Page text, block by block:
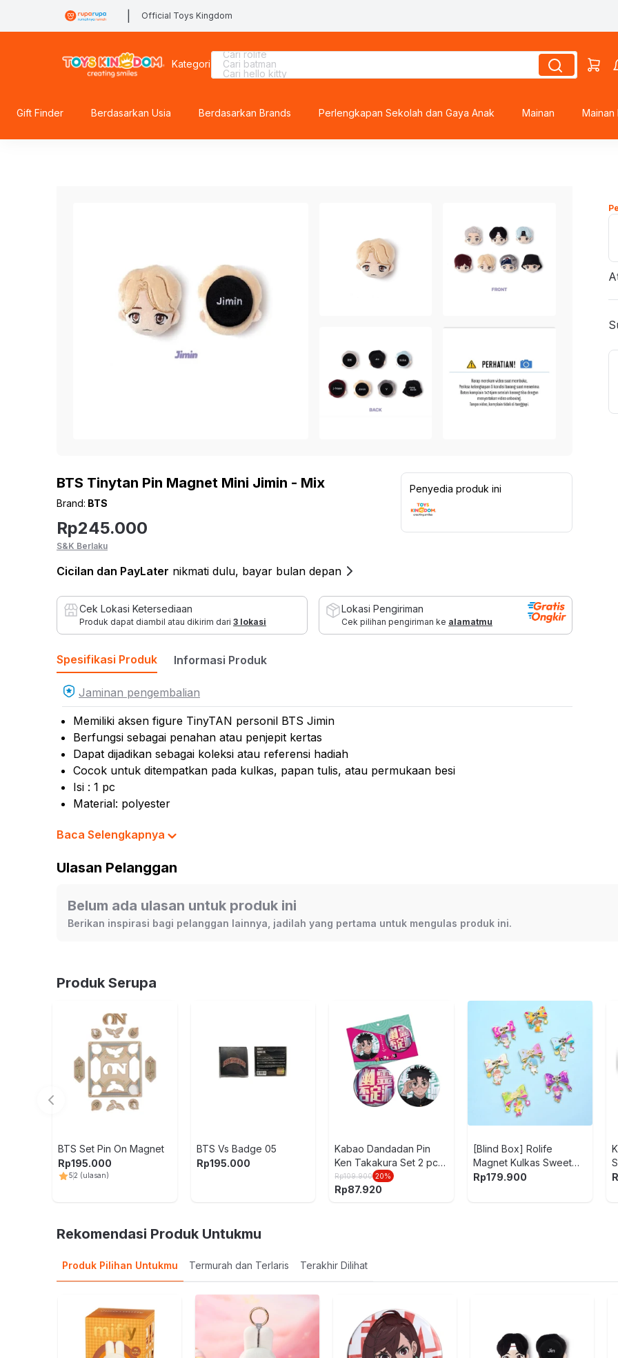
Official Toys Kingdom
Kategori
Cari rolife
Cari batman
Cari hello kitty
Cari spiderman
Cari barbie
Cari lego
Cari pokemon
Gift Finder Berdasarkan Usia Berdasarkan Brands Perlengkapan Sekolah dan Gaya Anak Mainan Mainan
BTS Tinytan Pin Magnet Mini Jimin - Mix
Brand: BTS
Rp245.000
S&K Berlaku
Cicilan dan PayLater nikmati dulu, bayar bulan depan
Penyedia produk ini
Cek Lokasi Ketersediaan
Produk dapat diambil atau dikirim dari 3 lokasi
Lokasi Pengiriman
Cek pilihan pengiriman ke alamatmu
Spesifikasi Produk Informasi Produk
Jaminan pengembalian
Memiliki aksen figure TinyTAN personil BTS Jimin
Berfungsi sebagai penahan atau penjepit kertas
Dapat dijadikan sebagai koleksi atau referensi hadiah
Cocok untuk ditempatkan pada kulkas, papan tulis, atau permukaan besi
Isi : 1 pc
Material: polyester
Dimensi Kemasan: 11.0 x 9.5 x 5.0
SKU:
10461471
Nama Komoditas: BTSX-TINYTAN MINI MAGNET JIMIN
Baca Selengkapnya
Ulasan Pelanggan
Belum ada ulasan untuk produk ini
Berikan inspirasi bagi pelanggan lainnya, jadilah yang pertama untuk mengulas produk ini.
Produk Serupa
BTS Set Pin On Magnet
Rp195.000
52 (ulasan)
BTS Vs Badge 05
Rp195.000
Kabao Dandadan Pin
Ken Takakura Set 2 pcs
- Mix
Rp109.900 20%
Rp87.920
[Blind Box] Rolife
Magnet Kulkas Sweet
Moment Derivatives
Rp179.900
Rekomendasi Produk Untukmu
Produk Pilihan Untukmu Termurah dan Terlaris Terakhir Dilihat